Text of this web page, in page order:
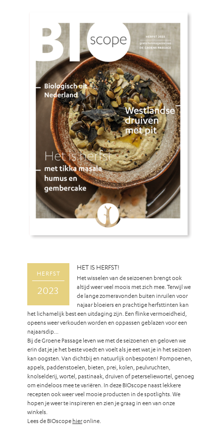
HERFST
2023
HET IS HERFST!
Het wisselen van de seizoenen brengt ook
altijd weer veel moois met zich mee. Terwijl we
de lange zomeravonden buiten inruilen voor
najaar bloeiers en prachtige herfsttinten kan
het lichamelijk best een uitdaging zijn. Een flinke vermoeidheid,
opeens weer verkouden worden en oppassen geblazen voor een
najaarsdip…
Bij de Groene Passage leven we met de seizoenen en geloven we
erin dat je je het beste voedt en voelt als je eet wat je in het seizoen
kan oogsten. Van dichtbij en natuurlijk onbespoten! Pompoenen,
appels, paddenstoelen, bieten, prei, kolen, peulvruchten,
knolselderij, wortel, pastinaak, druiven of peterseliewortel, genoeg
om eindeloos mee te variëren. In deze BIOscope naast lekkere
recepten ook weer veel mooie producten in de spotlights. We
hopen je weer te inspireren en zien je graag in een van onze
winkels.
Lees de BIOscopehieronline.